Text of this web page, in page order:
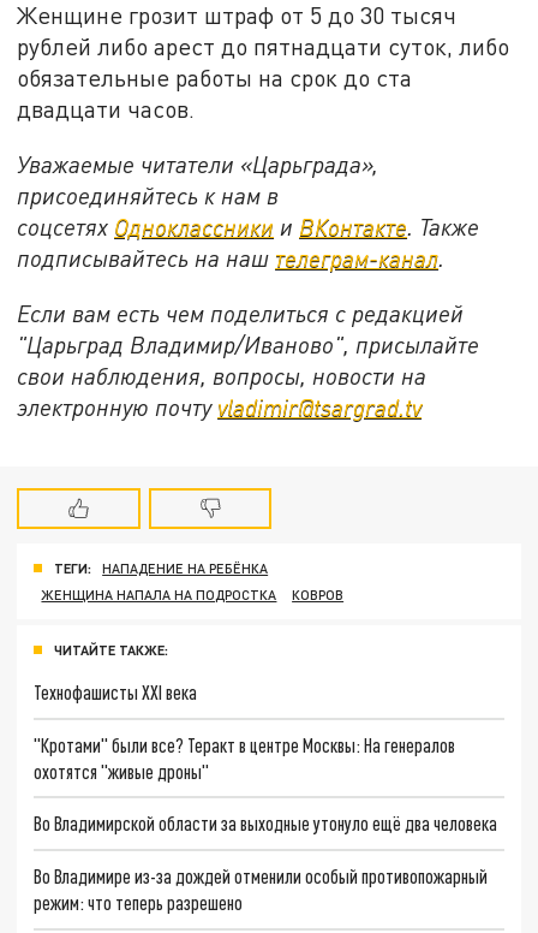
Женщине грозит штраф от 5 до 30 тысяч
рублей либо арест до пятнадцати суток, либо
обязательные работы на срок до ста
двадцати часов.
Уважаемые читатели «Царьграда»,
присоединяйтесь к нам в
соцсетях Одноклассники и ВКонтакте. Также
подписывайтесь на наш телеграм-канал.
Если вам есть чем поделиться с редакцией
"Царьград Владимир/Иваново", присылайте
свои наблюдения, вопросы, новости на
электронную почту vladimir@tsargrad.tv
ТЕГИ:
НАПАДЕНИЕ НА РЕБЁНКА
ЖЕНЩИНА НАПАЛА НА ПОДРОСТКА
КОВРОВ
ЧИТАЙТЕ ТАКЖЕ:
Технофашисты XXI века
"Кротами" были все? Теракт в центре Москвы: На генералов
охотятся "живые дроны"
Во Владимирской области за выходные утонуло ещё два человека
Во Владимире из-за дождей отменили особый противопожарный
режим: что теперь разрешено